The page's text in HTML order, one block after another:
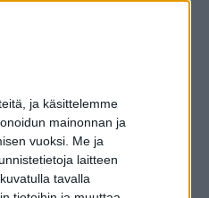
ja käsittelemme
mainonnan ja
vuoksi. Me ja
laitteen
tavalla
käyttää arjessa.
joka on pitänyt
tekee usein
Kantamusten kanssa
sulkeminen ja
saavuttamiseksi
korkeus on ainoastaan